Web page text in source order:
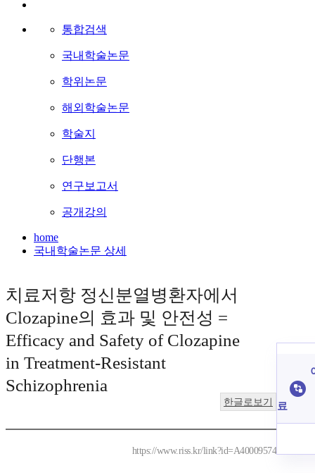
통합검색
국내학술논문
학위논문
해외학술논문
학술지
단행본
연구보고서
공개강의
home
국내학술논문 상세
치료저항 정신분열병환자에서
Clozapine의 효과 및 안전성 =
Efficacy and Safety of Clozapine
in Treatment-Resistant
Schizophrenia
한글로보기
https://www.riss.kr/link?id=A40009574
료